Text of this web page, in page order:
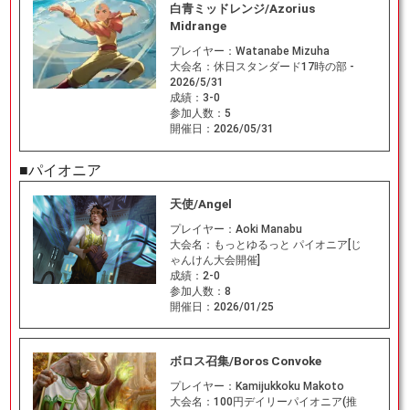
白青ミッドレンジ/Azorius
Midrange
プレイヤー： Watanabe Mizuha
大会名： 休日スタンダード17時の部 -
2026/5/31
成績： 3-0
参加人数： 5
開催日： 2026/05/31
■パイオニア
天使/Angel
プレイヤー： Aoki Manabu
大会名： もっとゆるっと パイオニア[じ
ゃんけん大会開催]
成績： 2-0
参加人数： 8
開催日： 2026/01/25
ボロス召集/Boros Convoke
プレイヤー： Kamijukkoku Makoto
大会名： 100円デイリーパイオニア(推